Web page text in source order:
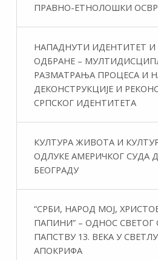
ПРАВНО-ЕТНОЛОШКИ
НАПАДНУТИ ИДЕНТИТЕТ
ОДБРАНЕ –
РАЗМАТРАЊА ПРОЦЕСА И
ДЕКОНСТРУКЦИЈЕ И
СРПСКОГ ИДЕНТИТЕТА
КУЛТУРА ЖИВОТА И
ОДЛУКЕ АМЕРИЧКОГ СУДА
БЕОГРАДУ
“СРБИ, НАРОД МОЈ,
ПАПИНИ” – ОДНОС СВЕТОГ
ПАПСТВУ 13. ВЕКА У
АПОКРИФА